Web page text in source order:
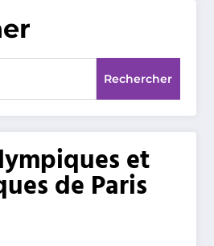
Rechercher
et
de Paris